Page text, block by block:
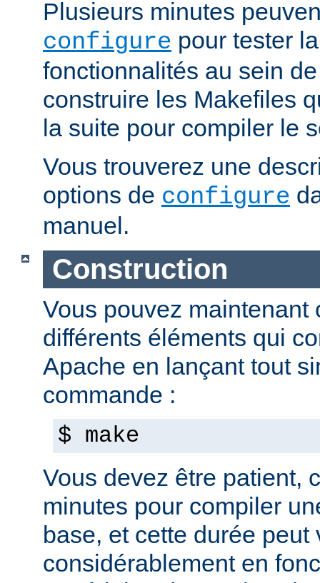
Plusieurs minutes
configure pour tester
fonctionnalités au sein
construire les Makefiles
la suite pour compiler le
Vous trouverez une
options de configure
manuel.
Construction
Vous pouvez maintenant
différents éléments qui
Apache en lançant tout
commande :
$ make
Vous devez être patient,
minutes pour compiler
base, et cette durée peut
considérablement en